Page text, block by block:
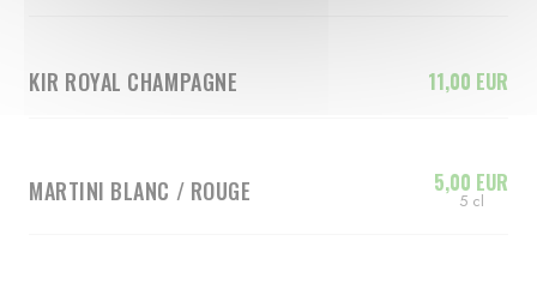
KIR ROYAL CHAMPAGNE 11,00 EUR
MARTINI BLANC / ROUGE 5,00 EUR
5 cl